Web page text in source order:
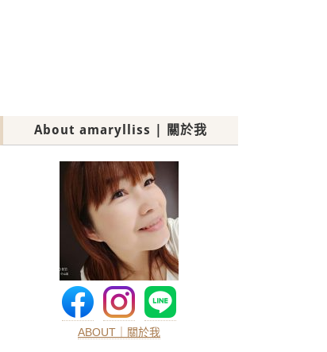
About amarylliss | 關於我
ABOUT｜關於我